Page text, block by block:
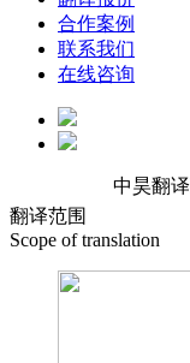
合作案例
联系我们
在线咨询
中昊翻译致
翻译范围
Scope of translation